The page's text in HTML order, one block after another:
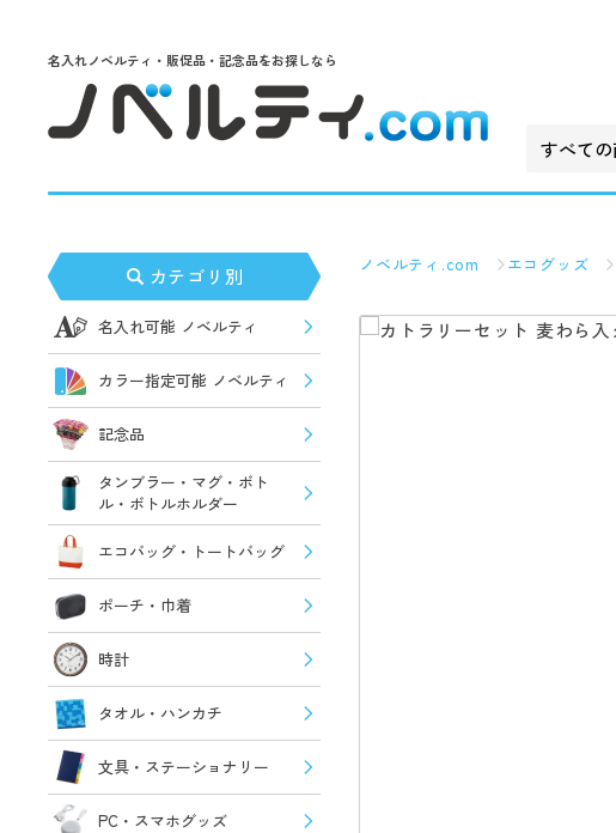
名入れノベルティ・販促品・記念品をお探しなら
カテゴリ別
名入れ可能 ノベルティ
カラー指定可能 ノベルティ
記念品
タンブラー・マグ・ボト
ル・ボトルホルダー
エコバッグ・トートバッグ
ポーチ・巾着
時計
タオル・ハンカチ
文具・ステーショナリー
PC・スマホグッズ
ノベルティ.com エコグッズ